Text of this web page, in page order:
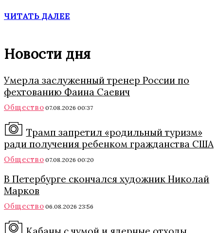
ЧИТАТЬ ДАЛЕЕ
Новости дня
Умерла заслуженный тренер России по
фехтованию Фаина Саевич
Общество 07.08.2026 00:37
Трамп запретил «родильный туризм»
ради получения ребенком гражданства США
Общество 07.08.2026 00:20
В Петербурге скончался художник Николай
Марков
Общество 06.08.2026 23:56